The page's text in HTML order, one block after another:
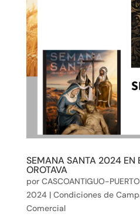
SEMANA SANTA 2024 EN
OROTAVA
por CASCOANTIGUO-
2024| Condiciones de
Comercial